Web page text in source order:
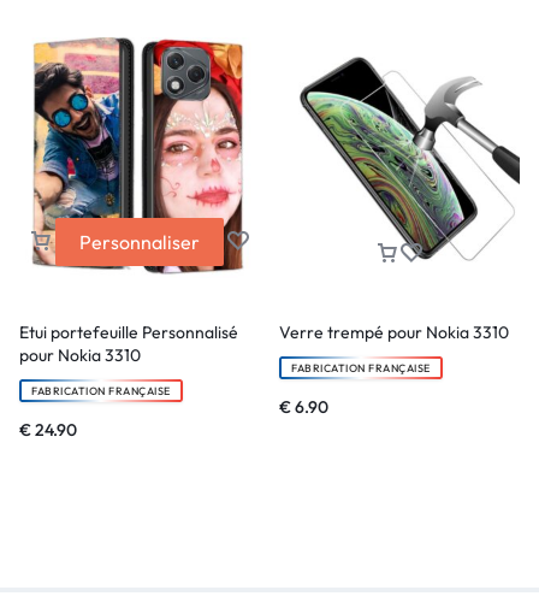
Personnaliser
Etui portefeuille Personnalisé
pour Nokia 3310
FABRICATION FRANÇAISE
€24.90
Verre trempé pour Nokia 3310
FABRICATION FRANÇAISE
€6.90